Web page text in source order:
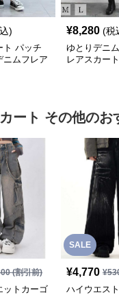
)
ト パッチ
ニムフレア
¥8,280 (税
ゆとりデニ
レアスカート
ート その他のお
(割引前)
ットカーゴ
SALE
¥4,770 ¥
ハイウエス